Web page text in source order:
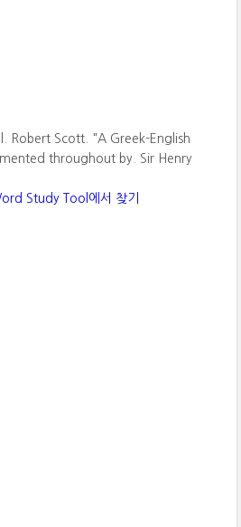
Robert Scott. "A Greek-English
throughout by. Sir Henry
Study Tool에서 찾기